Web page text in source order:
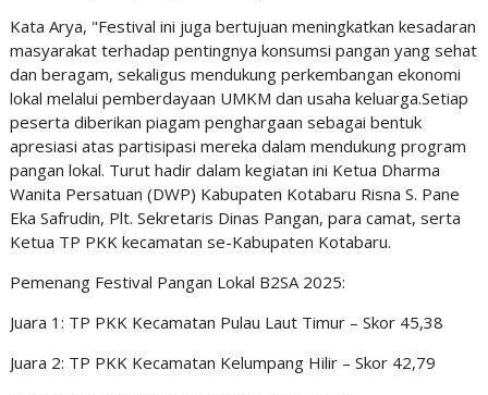
Kata Arya, "Festival ini juga bertujuan meningkatkan kesadaran
masyarakat terhadap pentingnya konsumsi pangan yang sehat
dan beragam, sekaligus mendukung perkembangan ekonomi
lokal melalui pemberdayaan UMKM dan usaha keluarga.Setiap
peserta diberikan piagam penghargaan sebagai bentuk
apresiasi atas partisipasi mereka dalam mendukung program
pangan lokal. Turut hadir dalam kegiatan ini Ketua Dharma
Wanita Persatuan (DWP) Kabupaten Kotabaru Risna S. Pane
Eka Safrudin, Plt. Sekretaris Dinas Pangan, para camat, serta
Ketua TP PKK kecamatan se-Kabupaten Kotabaru.
Pemenang Festival Pangan Lokal B2SA 2025:
Juara 1: TP PKK Kecamatan Pulau Laut Timur – Skor 45,38
Juara 2: TP PKK Kecamatan Kelumpang Hilir – Skor 42,79